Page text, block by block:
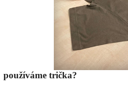
používáme trička?